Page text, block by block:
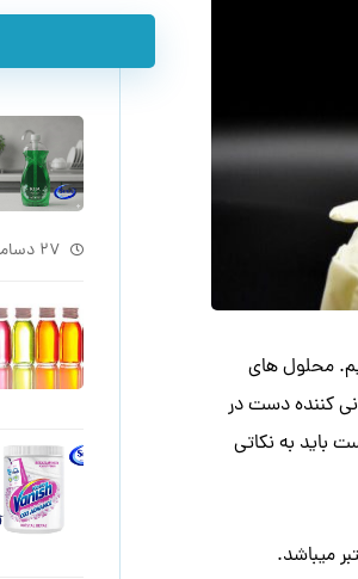
محلول های
کننده دست در
باید به نکاتی
میباشد.
۲۷ دسامبر, ۲۰۲۵